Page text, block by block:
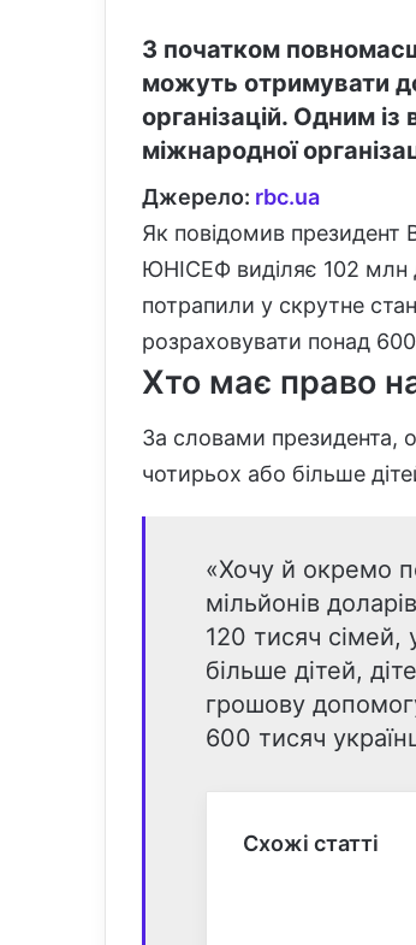
З початком
можуть отримувати
організацій. Одним
міжнародної
Джерело: rbc.ua
Як повідомив президент
ЮНІСЕФ виділяє 102 млн
потрапили у скрутне
розраховувати понад
Хто має право
За словами президента,
чотирьох або більше
«Хочу й окремо
мільйонів
120 тисяч сімей,
більше дітей,
грошову
600 тисяч
Схожі статті